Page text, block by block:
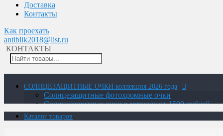
Доставка
Контакты
Как проехать
antiblik2018@list.ru
КОНТАКТЫ
СОЛНЦЕЗАЩИТНЫЕ ОЧКИ коллекция 2026 года
Солнцезащитные фотохромные очки
Солнцезащитные очки в металле от 1500 рублей
Солнцезащитные очки в пластике от 1200 рублей
Солнцезащитные очки детские от 700 рублей
Каталог товаров